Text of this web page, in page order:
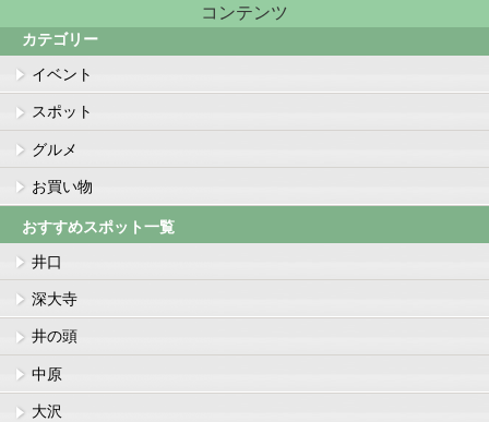
コンテンツ
カテゴリー
イベント
スポット
グルメ
お買い物
おすすめスポット一覧
井口
深大寺
井の頭
中原
大沢